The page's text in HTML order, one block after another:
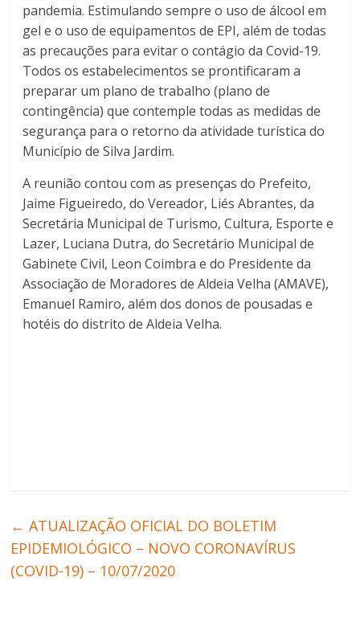
pandemia. Estimulando sempre o uso de álcool em
gel e o uso de equipamentos de EPI, além de todas
as precauções para evitar o contágio da Covid-19.
Todos os estabelecimentos se prontificaram a
preparar um plano de trabalho (plano de
contingência) que contemple todas as medidas de
segurança para o retorno da atividade turística do
Município de Silva Jardim.
A reunião contou com as presenças do Prefeito,
Jaime Figueiredo, do Vereador, Liés Abrantes, da
Secretária Municipal de Turismo, Cultura, Esporte e
Lazer, Luciana Dutra, do Secretário Municipal de
Gabinete Civil, Leon Coimbra e do Presidente da
Associação de Moradores de Aldeia Velha (AMAVE),
Emanuel Ramiro, além dos donos de pousadas e
hotéis do distrito de Aldeia Velha.
← ATUALIZAÇÃO OFICIAL DO BOLETIM
EPIDEMIOLÓGICO – NOVO CORONAVÍRUS
(COVID-19) – 10/07/2020